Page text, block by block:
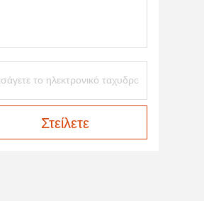
Στείλετε